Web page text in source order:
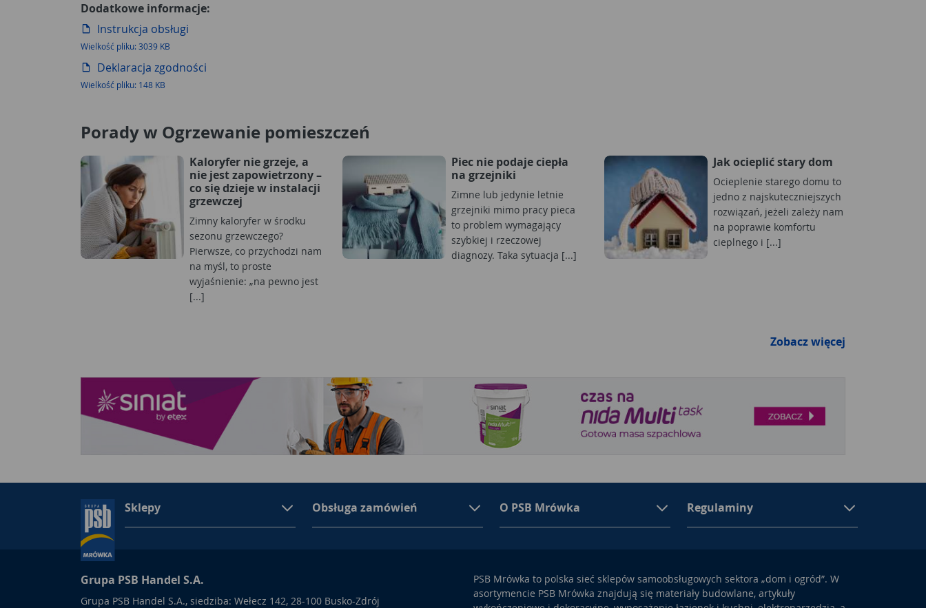
Dodatkowe informacje:
Instrukcja obsługi
Wielkość pliku: 3039 KB
Deklaracja zgodności
Wielkość pliku: 148 KB
Porady w Ogrzewanie pomieszczeń
Kaloryfer nie grzeje, a
nie jest zapowietrzony –
co się dzieje w instalacji
grzewczej
Zimny kaloryfer w środku
sezonu grzewczego?
Pierwsze, co przychodzi nam
na myśl, to proste
wyjaśnienie: „na pewno jest
[...]
Piec nie podaje ciepła
na grzejniki
Zimne lub jedynie letnie
grzejniki mimo pracy pieca
to problem wymagający
szybkiej i rzeczowej
diagnozy. Taka sytuacja [...]
Jak ocieplić stary dom
Ocieplenie starego domu to
jedno z najskuteczniejszych
rozwiązań, jeżeli zależy nam
na poprawie komfortu
cieplnego i [...]
Zobacz więcej
Sklepy Obsługa zamówień O PSB Mrówka Regulaminy
Grupa PSB Handel S.A.
Grupa PSB Handel S.A., siedziba: Wełecz 142, 28-100 Busko-Zdrój
PSB Mrówka to polska sieć sklepów samoobsługowych sektora „dom i ogród”. W
asortymencie PSB Mrówka znajdują się materiały budowlane, artykuły